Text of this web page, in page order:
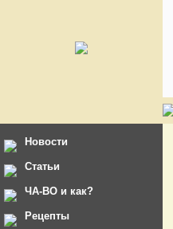
Новости
Статьи
ЧА-ВО и как?
Рецепты